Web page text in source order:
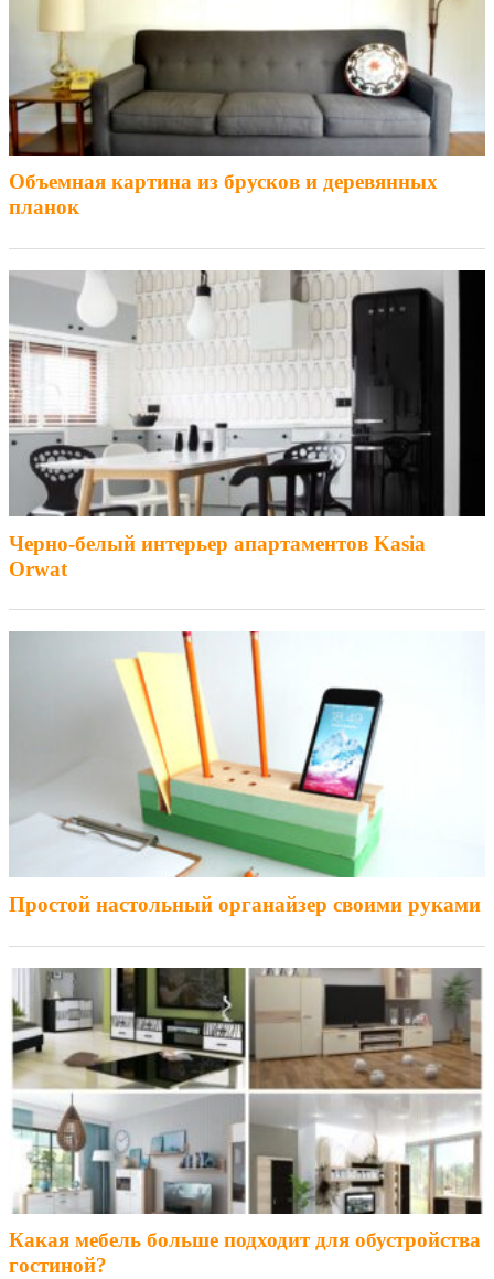
Объемная картина из брусков и деревянных
планок
Черно-белый интерьер апартаментов Kasia
Orwat
Простой настольный органайзер своими руками
Какая мебель больше подходит для обустройства
гостиной?